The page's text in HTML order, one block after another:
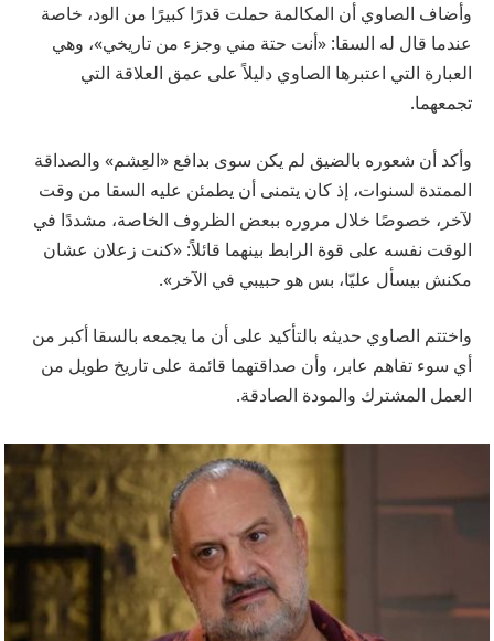
وأضاف الصاوي أن المكالمة حملت قدرًا كبيرًا من الود، خاصة
عندما قال له السقا: «أنت حتة مني وجزء من تاريخي»، وهي
العبارة التي اعتبرها الصاوي دليلاً على عمق العلاقة التي
تجمعهما.
وأكد أن شعوره بالضيق لم يكن سوى بدافع «العِشم» والصداقة
الممتدة لسنوات، إذ كان يتمنى أن يطمئن عليه السقا من وقت
لآخر، خصوصًا خلال مروره ببعض الظروف الخاصة، مشددًا في
الوقت نفسه على قوة الرابط بينهما قائلاً: «كنت زعلان عشان
مكنش بيسأل عليّا، بس هو حبيبي في الآخر».
واختتم الصاوي حديثه بالتأكيد على أن ما يجمعه بالسقا أكبر من
أي سوء تفاهم عابر، وأن صداقتهما قائمة على تاريخ طويل من
العمل المشترك والمودة الصادقة.